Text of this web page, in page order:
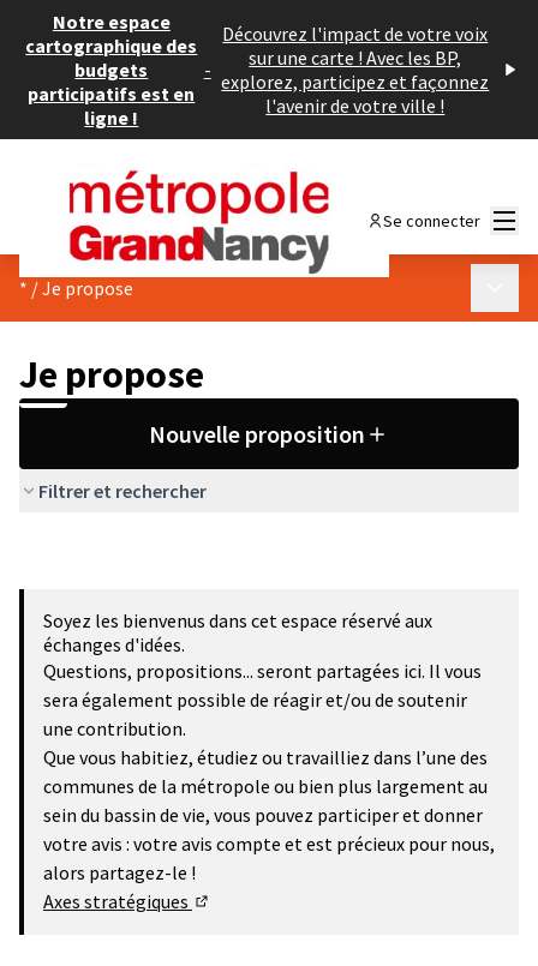
Notre espace
cartographique des
budgets
participatifs est en
ligne !
-
Découvrez l'impact de votre voix
sur une carte ! Avec les BP,
explorez, participez et façonnez
l'avenir de votre ville !
Se connecter
* /Je propose
Je propose
Nouvelle proposition
Filtrer et rechercher
Soyez les bienvenus dans cet espace réservé aux
échanges d'idées.
Questions, propositions... seront partagées ici. Il vous
sera également possible de réagir et/ou de soutenir
une contribution.
Que vous habitiez, étudiez ou travailliez dans l’une des
communes de la métropole ou bien plus largement au
sein du bassin de vie, vous pouvez participer et donner
votre avis : votre avis compte et est précieux pour nous,
alors partagez-le !
Axes stratégiques